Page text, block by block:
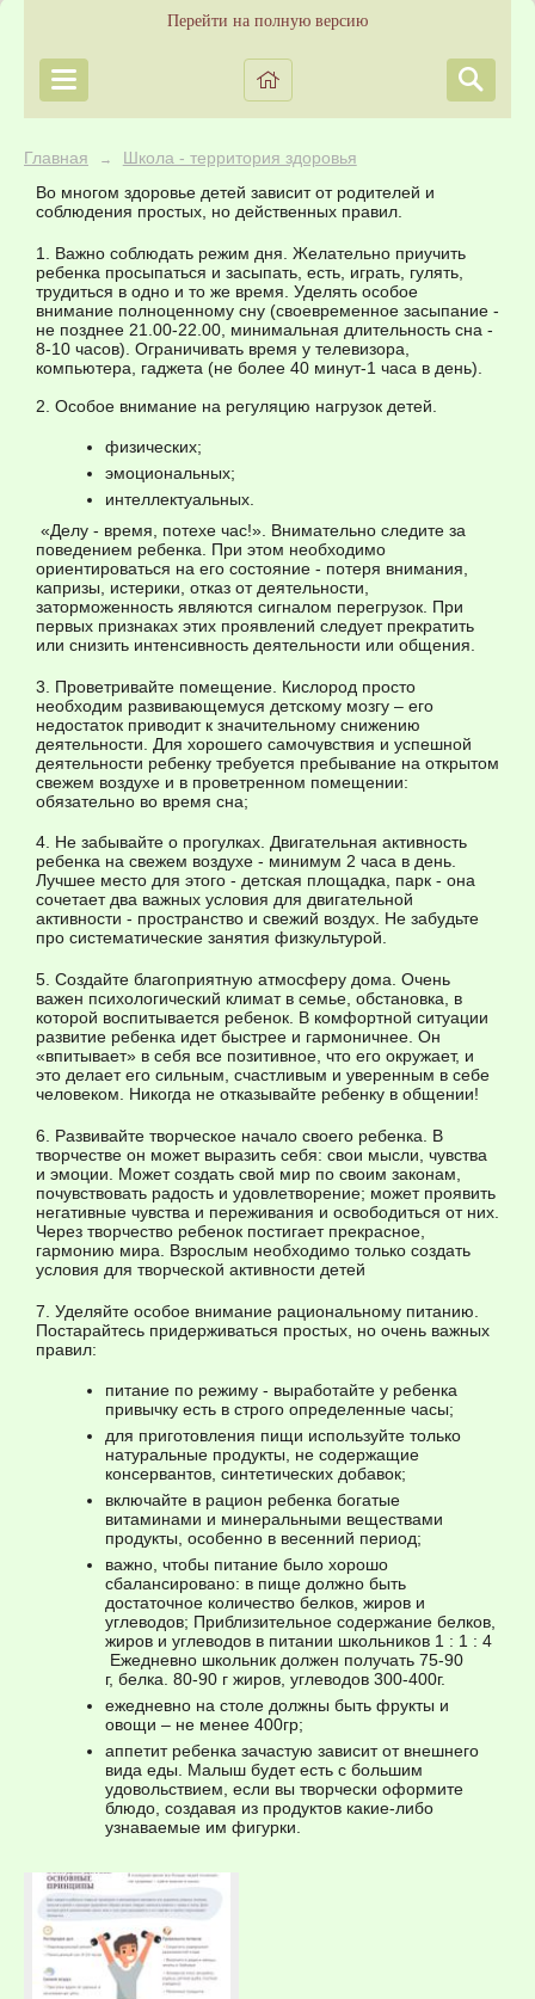
Перейти на полную версию
Главная →
Школа - территория здоровья
Во многом здоровье детей зависит от родителей и
соблюдения простых, но действенных правил.
1. Важно соблюдать режим дня. Желательно приучить
ребенка просыпаться и засыпать, есть, играть, гулять,
трудиться в одно и то же время. Уделять особое
внимание полноценному сну (своевременное засыпание -
не позднее 21.00-22.00, минимальная длительность сна -
8-10 часов). Ограничивать время у телевизора,
компьютера, гаджета (не более 40 минут-1 часа в день).
2. Особое внимание на регуляцию нагрузок детей.
физических;
эмоциональных;
интеллектуальных.
«Делу - время, потехе час!». Внимательно следите за
поведением ребенка. При этом необходимо
ориентироваться на его состояние - потеря внимания,
капризы, истерики, отказ от деятельности,
заторможенность являются сигналом перегрузок. При
первых признаках этих проявлений следует прекратить
или снизить интенсивность деятельности или общения.
3. Проветривайте помещение. Кислород просто
необходим развивающемуся детскому мозгу – его
недостаток приводит к значительному снижению
деятельности. Для хорошего самочувствия и успешной
деятельности ребенку требуется пребывание на открытом
свежем воздухе и в проветренном помещении:
обязательно во время сна;
4. Не забывайте о прогулках. Двигательная активность
ребенка на свежем воздухе - минимум 2 часа в день.
Лучшее место для этого - детская площадка, парк - она
сочетает два важных условия для двигательной
активности - пространство и свежий воздух. Не забудьте
про систематические занятия физкультурой.
5. Создайте благоприятную атмосферу дома. Очень
важен психологический климат в семье, обстановка, в
которой воспитывается ребенок. В комфортной ситуации
развитие ребенка идет быстрее и гармоничнее. Он
«впитывает» в себя все позитивное, что его окружает, и
это делает его сильным, счастливым и уверенным в себе
человеком. Никогда не отказывайте ребенку в общении!
6. Развивайте творческое начало своего ребенка. В
творчестве он может выразить себя: свои мысли, чувства
и эмоции. Может создать свой мир по своим законам,
почувствовать радость и удовлетворение; может проявить
негативные чувства и переживания и освободиться от них.
Через творчество ребенок постигает прекрасное,
гармонию мира. Взрослым необходимо только создать
условия для творческой активности детей
7. Уделяйте особое внимание рациональному питанию.
Постарайтесь придерживаться простых, но очень важных
правил:
питание по режиму - выработайте у ребенка
привычку есть в строго определенные часы;
для приготовления пищи используйте только
натуральные продукты, не содержащие
консервантов, синтетических добавок;
включайте в рацион ребенка богатые
витаминами и минеральными веществами
продукты, особенно в весенний период;
важно, чтобы питание было хорошо
сбалансировано: в пище должно быть
достаточное количество белков, жиров и
углеводов; Приблизительное содержание белков,
жиров и углеводов в питании школьников 1 : 1 : 4
Ежедневно школьник должен получать 75-90
г, белка. 80-90 г жиров, углеводов 300-400г.
ежедневно на столе должны быть фрукты и
овощи – не менее 400гр;
аппетит ребенка зачастую зависит от внешнего
вида еды. Малыш будет есть с большим
удовольствием, если вы творчески оформите
блюдо, создавая из продуктов какие-либо
узнаваемые им фигурки.